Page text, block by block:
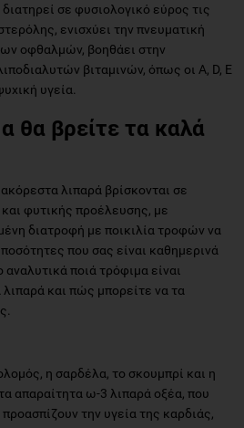
σε φυσιολογικό εύρος τις
ενισχύει την πνευματική
οφθαλμών, βοηθάει στην
βιταμινών, όπως οι Α, D, E
υγεία.
θα βρείτε τα καλά
λιπαρά βρίσκονται σε
φυτικής προέλευσης, με
διατροφή με ποικιλία τροφών να
που σας είναι καθημερινά
ποιά τρόφιμα είναι
και πώς μπορείτε να τα
η σαρδέλα, το σκουμπρί και η
απαραίτητα ω-3 λιπαρά οξέα, που
την υγεία της καρδιάς,